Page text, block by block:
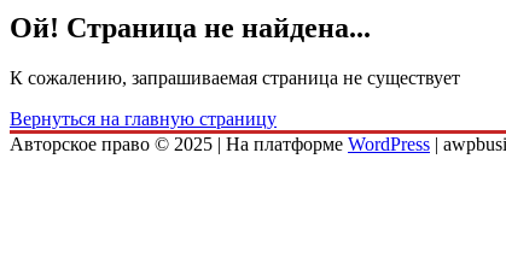
Ой! Страница не найдена...
К сожалению, запрашиваемая страница не существует
Вернуться на главную страницу
Авторское право © 2025 | На платформе WordPress |